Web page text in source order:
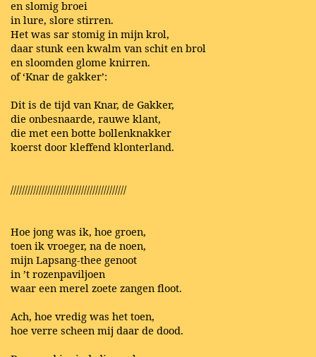
en slomig broei
in lure, slore stirren.
Het was sar stomig in mijn krol,
daar stunk een kwalm van schit en brol
en sloomden glome knirren.
of ‘Knar de gakker’:
Dit is de tijd van Knar, de Gakker,
die onbesnaarde, rauwe klant,
die met een botte bollenknakker
koerst door kleffend klonterland.
/////////////////////////////////////////
Hoe jong was ik, hoe groen,
toen ik vroeger, na de noen,
mijn Lapsang-thee genoot
in ’t rozenpaviljoen
waar een merel zoete zangen floot.
Ach, hoe vredig was het toen,
hoe verre scheen mij daar de dood.